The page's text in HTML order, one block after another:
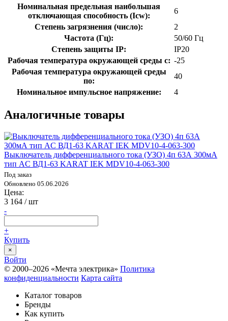
Номинальная предельная наибольшая
отключающая способность (Icw):
6
Степень загрязнения (число):
2
Частота (Гц):
50/60 Гц
Степень защиты IP:
IP20
Рабочая температура окружающей среды с: -25
Рабочая температура окружающей среды
по:
40
Номинальное импульсное напряжение:
4
Аналогичные товары
Выключатель дифференциального тока (УЗО) 4п 63А 300мА
тип AC ВД1-63 KARAT IEK MDV10-4-063-300
Под заказ
Обновлено 05.06.2026
Цена:
3 164 / шт
-
+
Купить
×
Войти
© 2000–2026 «Мечта электрика» Политика
конфиденциальности Карта сайта
Каталог товаров
Бренды
Как купить